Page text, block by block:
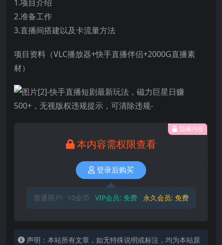
1.项目介绍
2.准备工作
3.直播间搭建以及卡流量方法
项目资料（VLC播放器+快手直播伴侣+2000G直播素
材）
隐藏内容
本内容需权限查看
登录后购买
普通用户: 10金币 VIP会员: 免费 永久会员: 免费
声明：本站所有文章，如无特殊说明或标注，均为本站原